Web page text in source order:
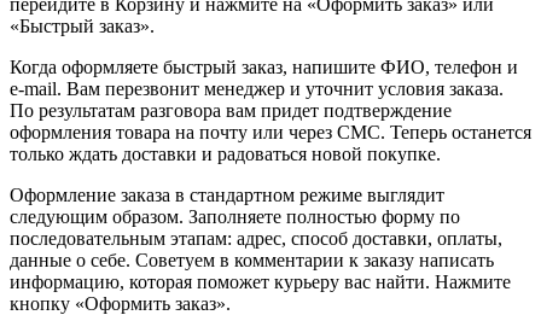
«Быстрый заказ».
Когда оформляете быстрый заказ, напишите ФИО, телефон и
e-mail. Вам перезвонит менеджер и уточнит условия заказа.
По результатам разговора вам придет подтверждение
оформления товара на почту или через СМС. Теперь останется
только ждать доставки и радоваться новой покупке.
Оформление заказа в стандартном режиме выглядит
следующим образом. Заполняете полностью форму по
последовательным этапам: адрес, способ доставки, оплаты,
данные о себе. Советуем в комментарии к заказу написать
информацию, которая поможет курьеру вас найти. Нажмите
кнопку «Оформить заказ».